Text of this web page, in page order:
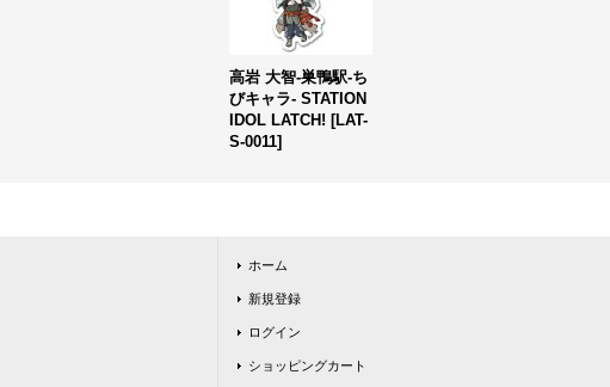
高岩 大智-巣鴨駅-ち
びキャラ- STATION
IDOL LATCH! [LAT-
S-0011]
ホーム
新規登録
ログイン
ショッピングカート